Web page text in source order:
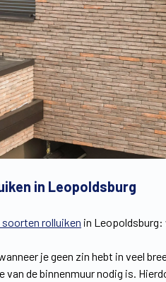
in Leopoldsburg
soorten rolluiken in
je geen zin hebt in veel
van de binnenmuur nodig is.